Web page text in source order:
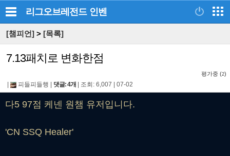
리그오브레전드 인벤
[챔피언] > [목록]
7.13패치로 변화한점
평가중 (2)
피들피들행 댓글: 4개 조회: 6,007 07-02
다5 97점 케넨 원챔 유저입니다.
'CN SSQ Healer'